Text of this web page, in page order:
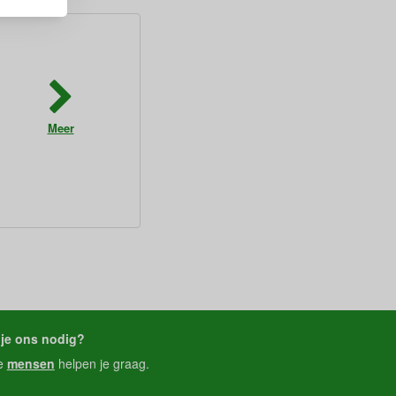
Meer
ons nodig?
mensen helpen je graag.